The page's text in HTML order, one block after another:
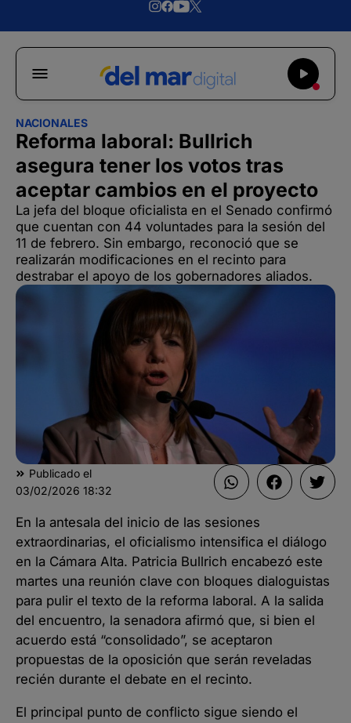
NACIONALES
Reforma laboral: Bullrich
asegura tener los votos tras
aceptar cambios en el proyecto
La jefa del bloque oficialista en el Senado confirmó
que cuentan con 44 voluntades para la sesión del
11 de febrero. Sin embargo, reconoció que se
realizarán modificaciones en el recinto para
destrabar el apoyo de los gobernadores aliados.
Publicado el
03/02/2026 18:32
En la antesala del inicio de las sesiones
extraordinarias, el oficialismo intensifica el diálogo
en la Cámara Alta. Patricia Bullrich encabezó este
martes una reunión clave con bloques dialoguistas
para pulir el texto de la reforma laboral. A la salida
del encuentro, la senadora afirmó que, si bien el
acuerdo está “consolidado”, se aceptaron
propuestas de la oposición que serán reveladas
recién durante el debate en el recinto.
El principal punto de conflicto sigue siendo el